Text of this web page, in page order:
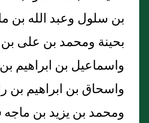
بن سلول وعبد الله بن
بحينة ومحمد بن على بن
واسماعيل بن ابراهيم
واسحاق بن ابراهيم بن
ومحمد بن يزيد بن